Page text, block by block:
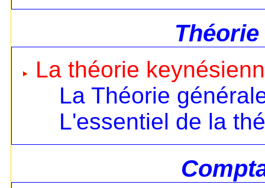
La théorie
La Théorie
L'essentiel de la